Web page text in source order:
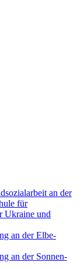
an der
für
Ukraine und
an der Elbe-
an der Sonnen-